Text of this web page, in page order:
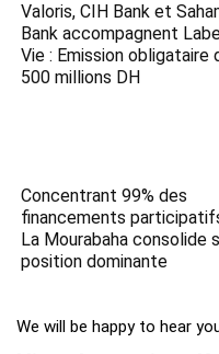
Valoris, CIH Bank et
Bank accompagnent
Vie : Emission obligataire
500 millions DH
Concentrant 99% des
financements
La Mourabaha consolide
position dominante
We will be happy to hear